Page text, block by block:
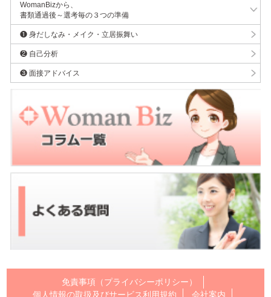
WomanBizから、
書類通過後～選考毎の３つの準備
❶ 身だしなみ・メイク・立居振舞い
❷ 自己分析
❸ 面接アドバイス
免責事項（プライバシーポリシー）
個人情報の取扱及びサービス利用規約
会社案内